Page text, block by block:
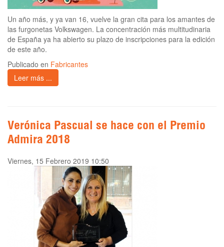
Un año más, y ya van 16, vuelve la gran cita para los amantes de
las furgonetas Volkswagen. La concentración más multitudinaria
de España ya ha abierto su plazo de inscripciones para la edición
de este año.
Publicado en Fabricantes
Leer más ...
Verónica Pascual se hace con el Premio
Admira 2018
Viernes, 15 Febrero 2019 10:50